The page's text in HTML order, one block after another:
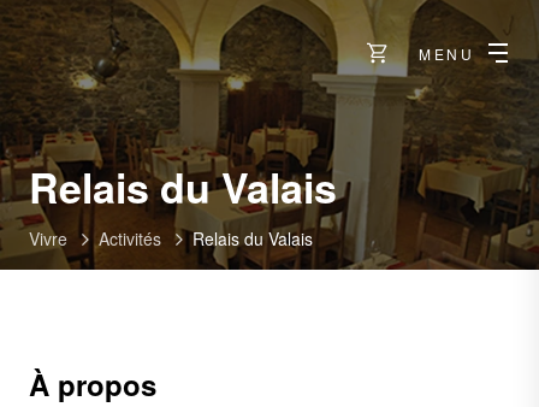
MENU
Relais du Valais
Vivre Activités Relais du Valais
À propos